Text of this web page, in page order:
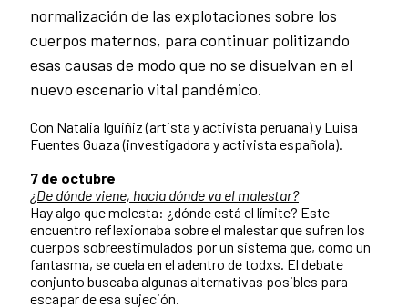
normalización de las explotaciones sobre los
cuerpos maternos, para continuar politizando
esas causas de modo que no se disuelvan en el
nuevo escenario vital pandémico.
Con Natalia Iguiñiz (artista y activista peruana) y Luisa
Fuentes Guaza (investigadora y activista española).
7 de octubre
¿De dónde viene, hacia dónde va el malestar?
Hay algo que molesta: ¿dónde está el límite? Este
encuentro reflexionaba sobre el malestar que sufren los
cuerpos sobreestimulados por un sistema que, como un
fantasma, se cuela en el adentro de todxs. El debate
conjunto buscaba algunas alternativas posibles para
escapar de esa sujeción.